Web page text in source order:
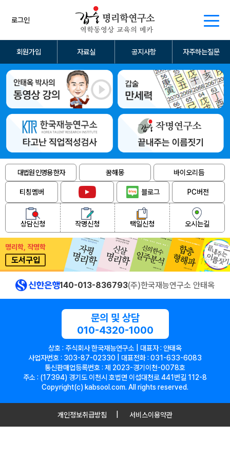
로그인
회원가입 자료실 공지사항 자주하는질문
대법원 인명용 한자 꿈해몽 바이오리듬
티칭멤버 블로그 PC버전
상담신청 작명신청 택일신청 오시는길
명리학, 작명학
도서구입
140-013-836793(주)한국재능연구소 안태옥
문의 및 상담
010-4320-1000
상호 : 주식회사 한국재능연구소 | 대표자 : 안태옥
사업자번호 : 303-87-02330 | 대표전화 : 031-633-6083
통신판매업등록번호 : 제 2023-경기이천-0078호
주소 : (17394) 경기도 이천시 호법면 이섭대천로 441번길 112-8
Copyright(c) kabsool.com. All rights reserved.
개인정보취급방침 서비스이용약관